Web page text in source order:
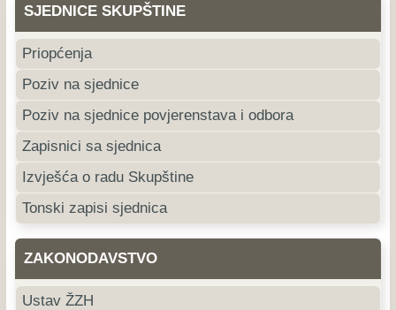
SJEDNICE SKUPŠTINE
Priopćenja
Poziv na sjednice
Poziv na sjednice povjerenstava i odbora
Zapisnici sa sjednica
Izvješća o radu Skupštine
Tonski zapisi sjednica
ZAKONODAVSTVO
Ustav ŽZH